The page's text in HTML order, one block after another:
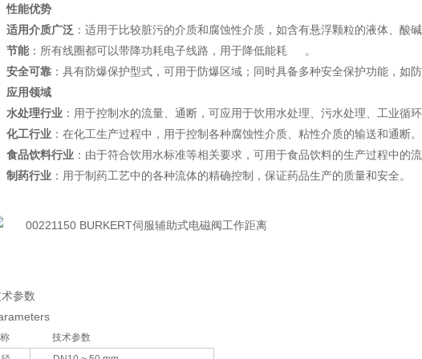
性能优势
适用介质广泛 ：适用于比较脏污的介质和腐蚀性介质，如含有悬浮颗粒的液体、酸碱
节能：所有线圈都可以带降功耗电子线路，用于降低能耗
。
安全可靠 ：具有防爆保护型式，可用于防爆区域；同时具备多种安全保护功能，如
应用领域
水处理行业 ：用于控制水的流量、通断，可应用于饮用水处理、污水处理、工业循环
化工行业 ：在化工生产过程中，用于控制各种腐蚀性介质、粘性介质的输送和通断。
食品饮料行业 ：由于符合饮用水标准等相关要求，可用于食品饮料的生产过程中的
制药行业 ：用于制药工艺中的各种流体的精确控制，保证药品生产的质量和安全。
参数
技术参数